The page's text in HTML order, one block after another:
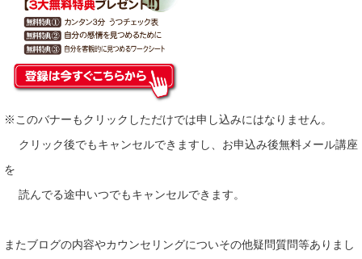
※このバナーもクリックしただけでは申し込みにはなりません。
クリック後でもキャンセルできますし、お申込み後無料メール講座
を
読んでる途中いつでもキャンセルできます。
またブログの内容やカウンセリングについその他疑問質問等ありまし